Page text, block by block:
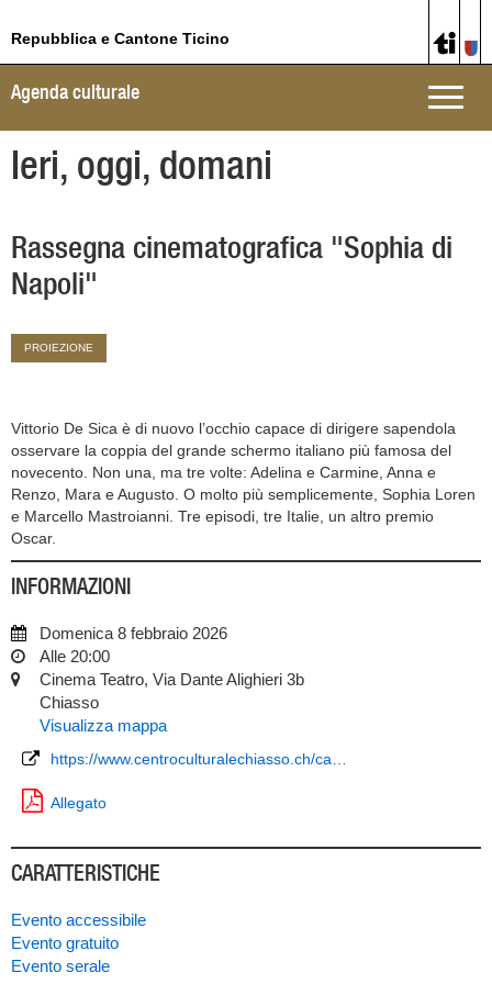
Repubblica e Cantone Ticino
Toggle
Agenda culturale
Ieri, oggi, domani
Rassegna cinematografica "Sophia di
Napoli"
PROIEZIONE
Vittorio De Sica è di nuovo l’occhio capace di dirigere sapendola
osservare la coppia del grande schermo italiano più famosa del
novecento. Non una, ma tre volte: Adelina e Carmine, Anna e
Renzo, Mara e Augusto. O molto più semplicemente, Sophia Loren
e Marcello Mastroianni. Tre episodi, tre Italie, un altro premio
Oscar.
INFORMAZIONI
Domenica 8 febbraio 2026
Alle 20:00
Cinema Teatro, Via Dante Alighieri 3b
Chiasso
Visualizza mappa
https://www.centroculturalechiasso.ch/ca…
Allegato
CARATTERISTICHE
Evento accessibile
Evento gratuito
Evento serale